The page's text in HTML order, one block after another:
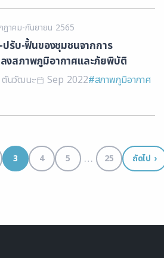
าคม-กันยายน 2565
ปรับ-ฟื้นของชุมชนจากการ
งสภาพภูมิอากาศและภัยพิบัติ
นวัฒนะ· Sep 2022#สภาพภูมิอากาศ
3 4 5 … 25 ถัดไป ›